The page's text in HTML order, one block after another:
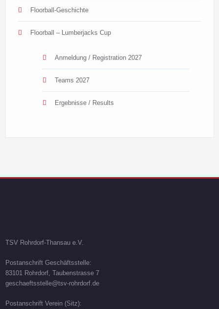
Floorball-Geschichte
Floorball – Lumberjacks Cup
Anmeldung / Registration 2027
Teams 2027
Ergebnisse / Results
TSV Rohrdorf-Thansau e.V.
Postanschrift Geschäftsstelle:
83101 Rohrdorf, Taubenstrasse 7
geschaeftsstelle@tsv-rohrdorf.de
Postanschrift Verein (Sitz):